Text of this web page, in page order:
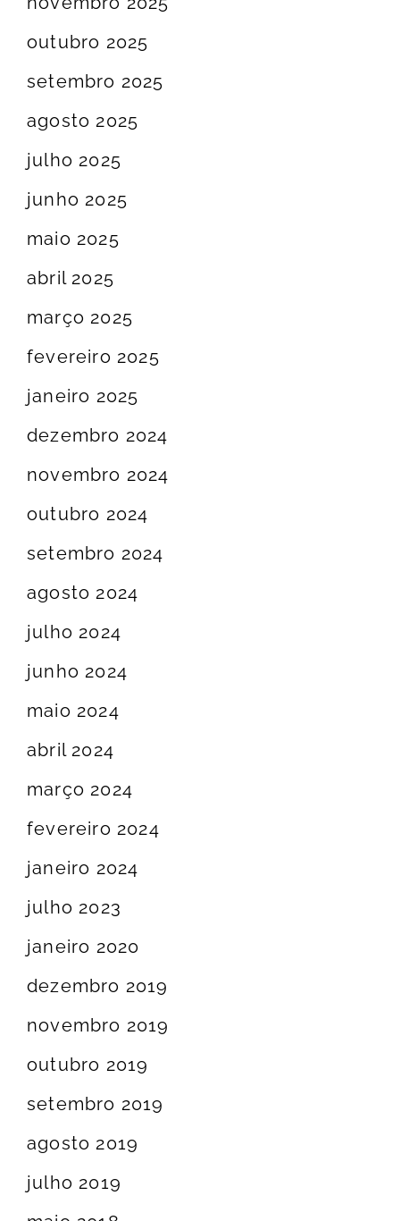
outubro 2025
setembro 2025
agosto 2025
julho 2025
junho 2025
maio 2025
abril 2025
março 2025
fevereiro 2025
janeiro 2025
dezembro 2024
novembro 2024
outubro 2024
setembro 2024
agosto 2024
julho 2024
junho 2024
maio 2024
abril 2024
março 2024
fevereiro 2024
janeiro 2024
julho 2023
janeiro 2020
dezembro 2019
novembro 2019
outubro 2019
setembro 2019
agosto 2019
julho 2019